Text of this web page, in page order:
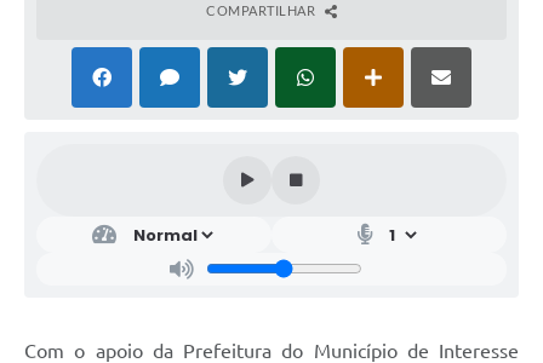
COMPARTILHAR
Com o apoio da Prefeitura do Município de Interesse